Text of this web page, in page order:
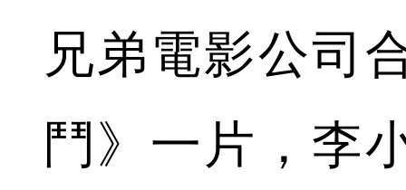
兄弟電影公司
鬥》一片，李